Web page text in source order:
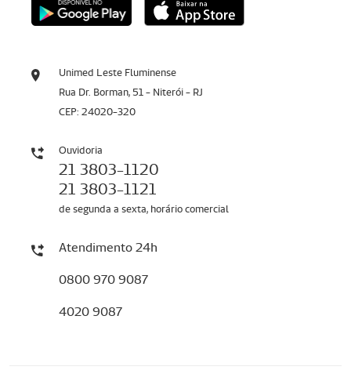
Unimed Leste Fluminense
Rua Dr. Borman, 51 - Niterói - RJ
CEP: 24020-320
Ouvidoria
21 3803-1120
21 3803-1121
de segunda a sexta, horário comercial
Atendimento 24h
0800 970 9087
4020 9087